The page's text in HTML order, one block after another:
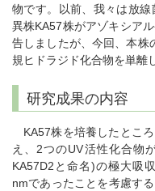
物です。以前、我々は放
異株KA57株がアゾキシア
告しましたが、今回、本株
規ヒドラジド化合物を単離
研究成果の内容
KA57株を培養したとこ
え、2つのUV活性化合物
KA57D2と命名)の極大吸
nmであったことを考慮す